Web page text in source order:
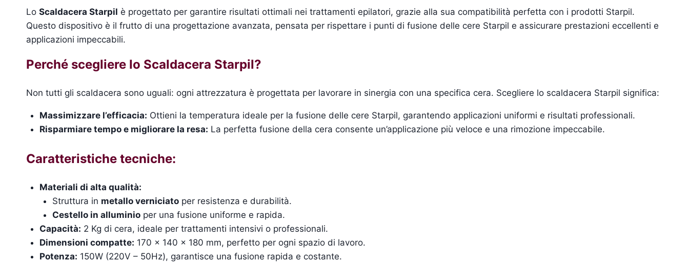
Lo Scaldacera Starpil è progettato per garantire risultati ottimali nei trattamenti epilatori, grazie alla sua compatibilità perfetta con i prodotti Starpil.
Questo dispositivo è il frutto di una progettazione avanzata, pensata per rispettare i punti di fusione delle cere Starpil e assicurare prestazioni eccellenti e
applicazioni impeccabili.
Perché scegliere lo Scaldacera Starpil?
Non tutti gli scaldacera sono uguali: ogni attrezzatura è progettata per lavorare in sinergia con una specifica cera. Scegliere lo scaldacera Starpil significa:
Massimizzare l’efficacia: Ottieni la temperatura ideale per la fusione delle cere Starpil, garantendo applicazioni uniformi e risultati professionali.
Risparmiare tempo e migliorare la resa: La perfetta fusione della cera consente un’applicazione più veloce e una rimozione impeccabile.
Caratteristiche tecniche:
Materiali di alta qualità:
Struttura in metallo verniciato per resistenza e durabilità.
Cestello in alluminio per una fusione uniforme e rapida.
Capacità: 2 Kg di cera, ideale per trattamenti intensivi o professionali.
Dimensioni compatte: 170 x 140 x 180 mm, perfetto per ogni spazio di lavoro.
Potenza: 150W (220V – 50Hz), garantisce una fusione rapida e costante.